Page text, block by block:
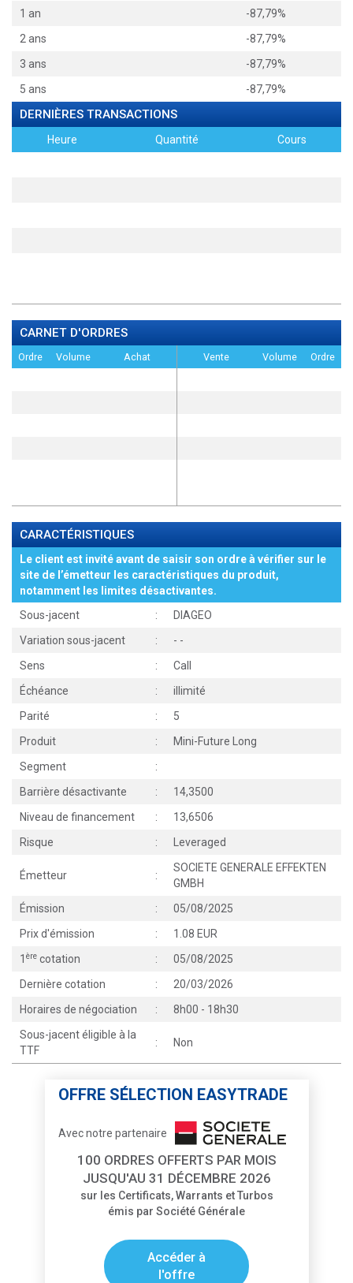
1 an
-87,79%
2 ans
-87,79%
3 ans
-87,79%
5 ans
-87,79%
DERNIÈRES TRANSACTIONS
Heure Quantité Cours
CARNET D'ORDRES
Ordre Volume Achat Vente Volume Ordre
CARACTÉRISTIQUES
Le client est invité avant de saisir son ordre à vérifier sur le
site de l’émetteur les caractéristiques du produit,
notamment les limites désactivantes.
Sous-jacent
:
DIAGEO
Variation sous-jacent
: - -
Sens
:
Call
Échéance
:
illimité
Parité
:
5
Produit
:
Mini-Future Long
Segment
:
Barrière désactivante
:
14,3500
Niveau de financement
:
13,6506
Risque
: Leveraged
Émetteur :
SOCIETE GENERALE EFFEKTEN
GMBH
Émission
:
05/08/2025
Prix d'émission
:
1.08 EUR
1 ère cotation :
05/08/2025
Dernière cotation
:
20/03/2026
Horaires de négociation
:
8h00 - 18h30
Sous-jacent éligible à la
TTF
: Non
OFFRE SÉLECTION EASYTRADE
Avec notre partenaire
100 ORDRES OFFERTS PAR MOIS
JUSQU'AU 31 DÉCEMBRE 2026
sur les Certificats, Warrants et Turbos
émis par Société Générale
Accéder à
l'offre